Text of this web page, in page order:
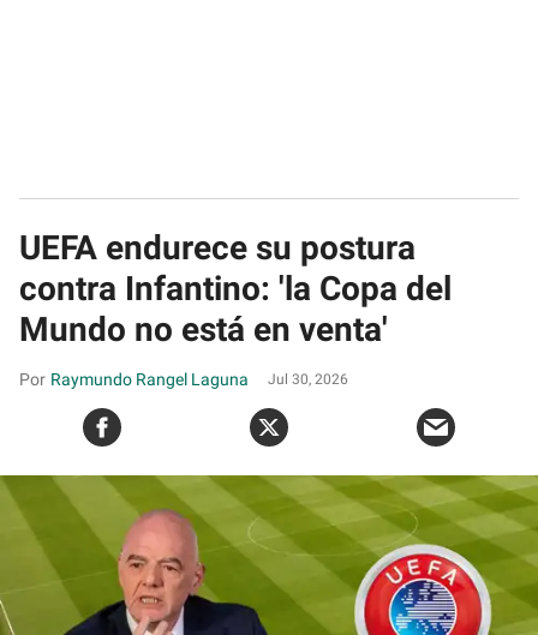
UEFA endurece su postura
contra Infantino: 'la Copa del
Mundo no está en venta'
Raymundo Rangel Laguna Jul 30, 2026